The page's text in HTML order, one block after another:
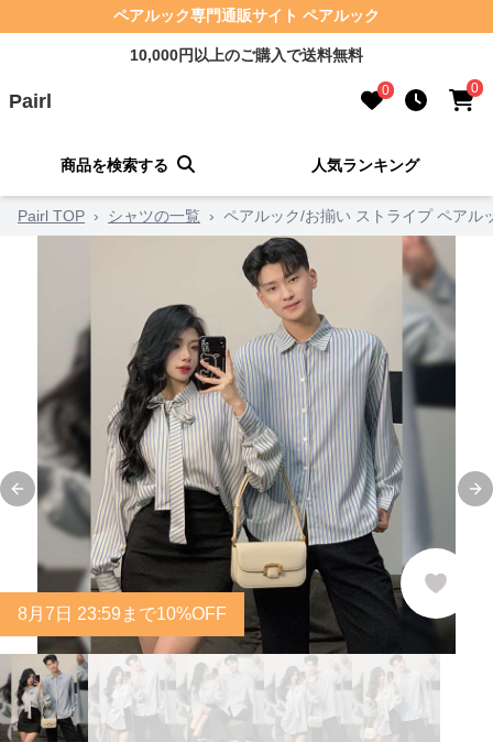
ペアルック専門通販サイト ペアルック
10,000円以上のご購入で送料無料
Pairl 0 0
商品を検索する 人気ランキング
Pairl TOP › シャツの一覧 › ペアルック/お揃い ストライプ ペアル
Previous slide
8月 7 日 23:59まで10%OFF